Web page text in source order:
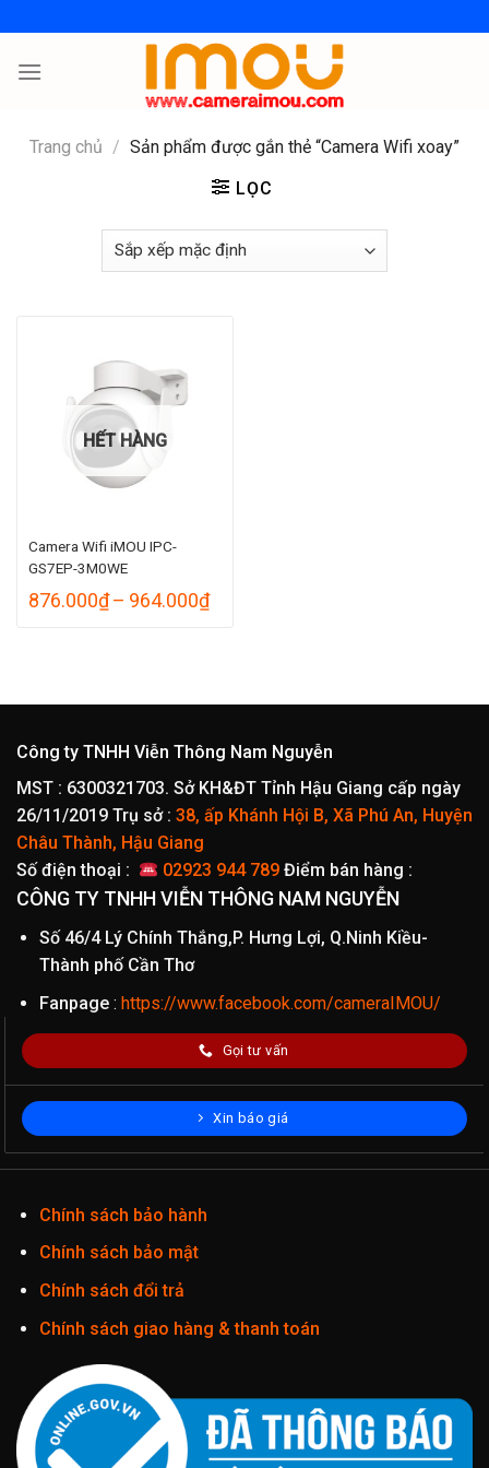
to
content
Trang chủ / Sản phẩm được gắn thẻ “Camera Wifi xoay”
LỌC
HẾT HÀNG
Camera Wifi iMOU IPC-
GS7EP-3M0WE
876.000₫ – 964.000₫Khoảng
Công ty TNHH Viễn Thông Nam Nguyễn
MST : 6300321703. Sở KH&ĐT Tỉnh Hậu Giang cấp ngày
26/11/2019 Trụ sở : 38, ấp Khánh Hội B, Xã Phú An, Huyện
Châu Thành, Hậu Giang
Số điện thoại :
02923 944 789 Điểm bán hàng :
CÔNG TY TNHH VIỄN THÔNG NAM NGUYỄN
Số 46/4 Lý Chính Thắng,P. Hưng Lợi, Q.Ninh Kiều-
Thành phố Cần Thơ
Fanpage: https://www.facebook.com/cameraIMOU/
Gọi tư vấn
Xin báo giá
Chính sách bảo hành
Chính sách bảo mật
Chính sách đổi trả
Chính sách giao hàng & thanh toán